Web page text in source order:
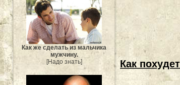
Как же сделать из мальчика
мужчину.
[Надо знать]
Как